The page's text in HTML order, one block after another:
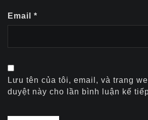
Email *
Lưu tên của tôi, email, và trang
duyệt này cho lần bình luận kế